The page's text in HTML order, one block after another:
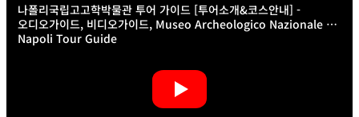
나폴리국립고고학박물관 투어 가이드 [투어소개&코스안내] -
오디오가이드, 비디오가이드, Museo Archeologico Nazionale di
Napoli Tour Guide